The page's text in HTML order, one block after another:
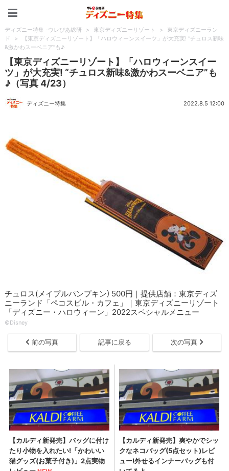
ディズニー特集 -ウレぴあ総研 > 東京ディズニーリゾート >
東京ディズニーラン
ド
>
【東京ディズニーリゾート】「ハロウィーンスイーツ」が大充実! “チュロス新味
&激かわスーベニア”も♪
【東京ディズニーリゾート】「ハロウィーンスイー
ツ」が大充実! “チュロス新味&激かわスーベニア”も
♪（写真 4/23）
ディズニー特集 2022.8.5 12:00
チュロス(メイプルパンプキン) 500円｜提供店舗：東京ディズ
ニーランド「ペコスビル・カフェ」｜東京ディズニーリゾート
「ディズニー・ハロウィーン」2022スペシャルメニュー
©︎Disney
前の写真 記事に戻る 次の写真